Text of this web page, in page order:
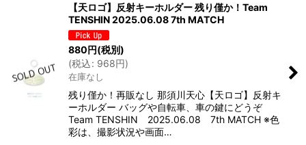
【天ロゴ】反射キーホルダー 残り僅か！Team
TENSHIN 2025.06.08 7th MATCH
880円(税別)
(税込: 968円)
在庫なし
残り僅か！再販なし 那須川天心【天ロゴ】反射キ
ーホルダー バッグや自転車、車の鍵にどうぞ
Team TENSHIN 2025.06.08 7th MATCH ※色
彩は、撮影状況や画面…